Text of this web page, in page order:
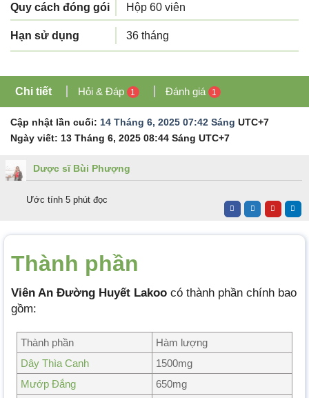
Quy cách đóng gói Hộp 60 viên
Hạn sử dụng 36 tháng
Chi tiết Hỏi & Đáp 1 Đánh giá 1
Cập nhật lần cuối: 14 Tháng 6, 2025 07:42 Sáng UTC+7
Ngày viết: 13 Tháng 6, 2025 08:44 Sáng UTC+7
Dược sĩ Bùi Phượng
Ước tính 5 phút đọc
Thành phần
Viên An Đường Huyết Lakoo có thành phần chính bao
gồm:
Thành phần
Hàm lượng
Dây Thìa Canh
1500mg
Mướp Đắng
650mg